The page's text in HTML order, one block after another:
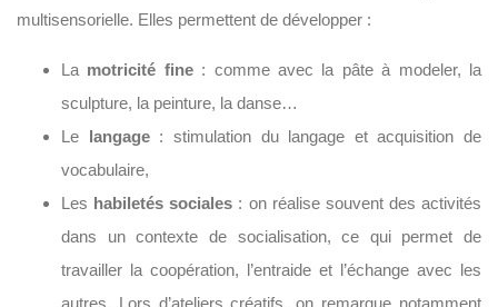
multisensorielle. Elles permettent de développer :
La motricité fine: comme avec la pâte à modeler, la
sculpture, la peinture, la danse…
Le langage: stimulation du langage et acquisition de
vocabulaire,
Les habiletés sociales : on réalise souvent des activités
dans un contexte de socialisation, ce qui permet de
travailler la coopération, l’entraide et l’échange avec les